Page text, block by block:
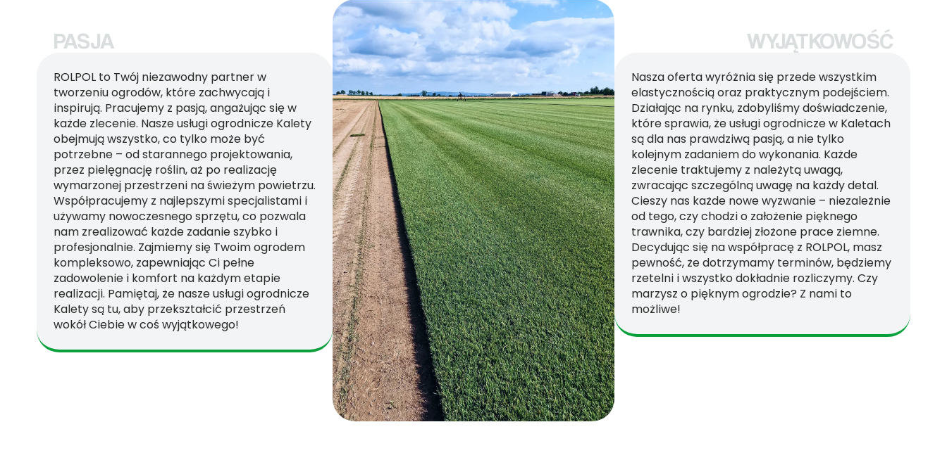
PASJA
ROLPOL to Twój niezawodny partner w
tworzeniu ogrodów, które zachwycają i
inspirują. Pracujemy z pasją, angażując się w
każde zlecenie. Nasze usługi ogrodnicze Kalety
obejmują wszystko, co tylko może być
potrzebne – od starannego projektowania,
przez pielęgnację roślin, aż po realizację
wymarzonej przestrzeni na świeżym powietrzu.
Współpracujemy z najlepszymi specjalistami i
używamy nowoczesnego sprzętu, co pozwala
nam zrealizować każde zadanie szybko i
profesjonalnie. Zajmiemy się Twoim ogrodem
kompleksowo, zapewniając Ci pełne
zadowolenie i komfort na każdym etapie
realizacji. Pamiętaj, że nasze usługi ogrodnicze
Kalety są tu, aby przekształcić przestrzeń
wokół Ciebie w coś wyjątkowego!
WYJĄTKOWOŚĆ
Nasza oferta wyróżnia się przede wszystkim
elastycznością oraz praktycznym podejściem.
Działając na rynku, zdobyliśmy doświadczenie,
które sprawia, że usługi ogrodnicze w Kaletach
są dla nas prawdziwą pasją, a nie tylko
kolejnym zadaniem do wykonania. Każde
zlecenie traktujemy z należytą uwagą,
zwracając szczególną uwagę na każdy detal.
Cieszy nas każde nowe wyzwanie – niezależnie
od tego, czy chodzi o założenie pięknego
trawnika, czy bardziej złożone prace ziemne.
Decydując się na współpracę z ROLPOL, masz
pewność, że dotrzymamy terminów, będziemy
rzetelni i wszystko dokładnie rozliczymy. Czy
marzysz o pięknym ogrodzie? Z nami to
możliwe!